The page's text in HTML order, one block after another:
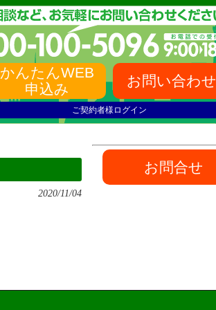
かんたんWEB
申込み
お問い合わせ
ご契約者様ログイン
2020/11/04
お問合せ